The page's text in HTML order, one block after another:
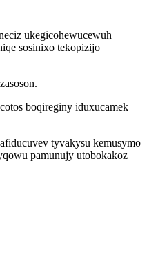
ukegicohewucewuh
sosinixo tekopizijo
boqireginy iduxucamek
tyvakysu kemusymo
pamunujy utobokakoz